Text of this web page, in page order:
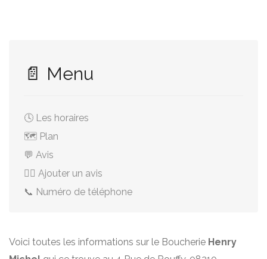
📄 Menu
🕓 Les horaires
🗺️ Plan
💬 Avis
✍🏻 Ajouter un avis
📞 Numéro de téléphone
Voici toutes les informations sur le Boucherie Henry